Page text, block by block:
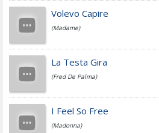
Jovanotti
Fedez
Simone Cristicchi
Volevo Capire
(Madame)
La Testa Gira
(Fred De Palma)
I Feel So Free
(Madonna)